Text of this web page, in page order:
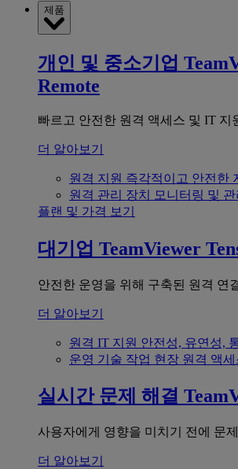
제품
개인 및 중소기업
Remote
빠르고 안전한 원격 액세스 및 IT 지
더 알아보기
원격 지원 즉각적이고 안전한
원격 관리 장치 모니터링 및 관
플랜 및 가격 보기
대기업 TeamViewer
안전한 운영을 위해 구축된 원격 연
더 알아보기
원격 IT 지원 안전성, 유연성,
운영 기술 작업 현장 원격 액세
실시간 문제 해결
사용자에게 영향을 미치기 전에 문
더 알아보기